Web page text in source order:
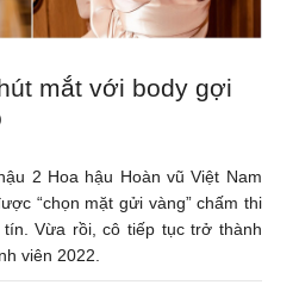
mắt với body gợi
2 Hoa hậu Hoàn vũ Việt Nam
“chọn mặt gửi vàng” chấm thi
Vừa rồi, cô tiếp tục trở thành
viên 2022.